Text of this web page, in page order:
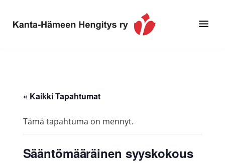
pääsisältöön
alatunnisteeseen
Hengitys
erityisesti
sinua
keuhkoahtaumatauti,uniapnea,
« Kaikki Tapahtumat
Tämä tapahtuma on mennyt.
Sääntömääräinen syyskokous